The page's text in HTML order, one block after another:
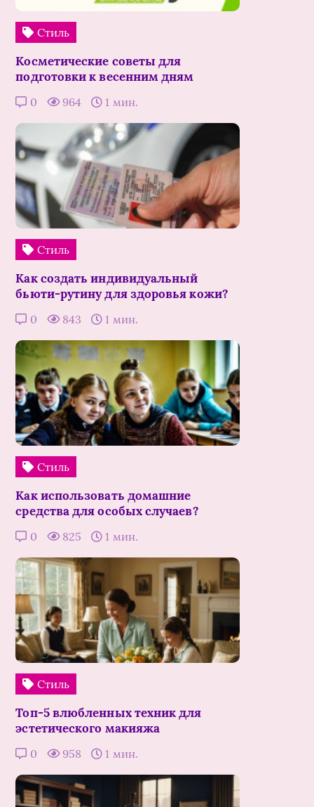
Стиль
Косметические советы для
подготовки к весенним дням
0 964 1 мин.
Стиль
Как создать индивидуальный
бьюти-рутину для здоровья кожи?
0 843 1 мин.
Стиль
Как использовать домашние
средства для особых случаев?
0 825 1 мин.
Стиль
Топ-5 влюбленных техник для
эстетического макияжа
0 958 1 мин.